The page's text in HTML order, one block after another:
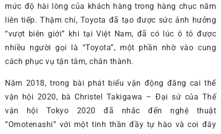
mức độ hài lòng của khách hàng trong hàng chục năm
liên tiếp. Thậm chí, Toyota đã tạo được sức ảnh hưởng
“vượt biên giới” khi tại Việt Nam, đã có lúc ô tô được
nhiều người gọi là “Toyota”, một phần nhờ vào cung
cách phục vụ tận tâm, chân thành.
Năm 2018, trong bài phát biểu vận động đăng cai thế
vận hội 2020, bà Christel Takigawa – Đại sứ của Thế
vận hội Tokyo 2020 đã nhắc đến nghệ thuật
“Omotenashi” với một tinh thần đầy tự hào và coi đây